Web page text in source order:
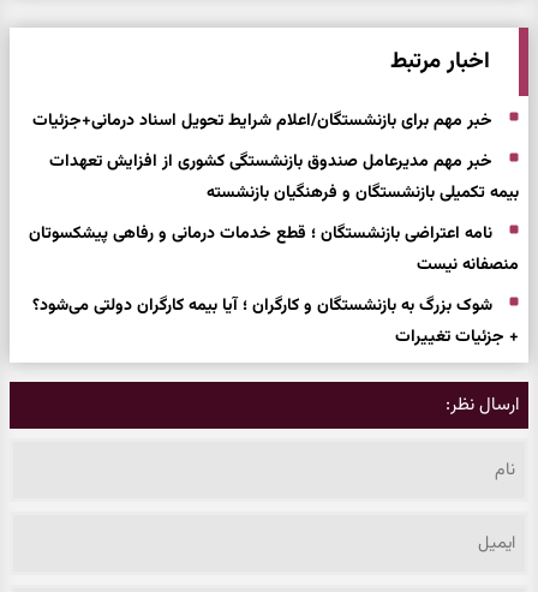
اخبار مرتبط
خبر مهم برای بازنشستگان/اعلام شرایط تحویل اسناد درمانی+جزئیات
خبر مهم مدیرعامل صندوق بازنشستگی کشوری از افزایش تعهدات
بیمه‌ تکمیلی بازنشستگان و فرهنگیان بازنشسته
نامه اعتراضی بازنشستگان ؛ قطع خدمات درمانی و رفاهی پیشکسوتان
منصفانه نیست
شوک بزرگ به بازنشستگان و کارگران ؛ آیا بیمه کارگران دولتی می‌شود؟
+ جزئیات تغییرات
ارسال نظر: